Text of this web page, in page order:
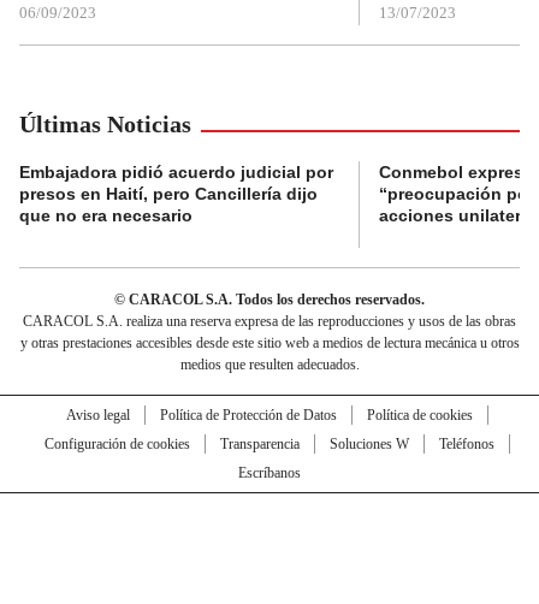
06/09/2023 13/07/2023
Últimas Noticias
Embajadora pidió acuerdo judicial por
presos en Haití, pero Cancillería dijo
que no era necesario
Conmebol expresó
“preocupación
acciones
© CARACOL S.A. Todos los derechos reservados.
CARACOL S.A. realiza una reserva expresa de las reproducciones y usos de las obras
y otras prestaciones accesibles desde este sitio web a medios de lectura mecánica u otros
medios que resulten adecuados.
Aviso legal Política de Protección de Datos
Política de cookies
Configuración de cookies
Transparencia Soluciones W
Teléfonos
Escríbanos